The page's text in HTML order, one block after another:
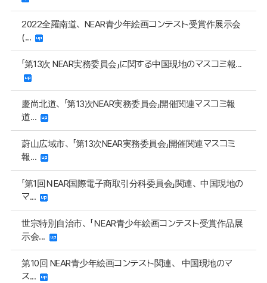
2022全羅南道、NEAR青少年絵画コンテスト受賞作展示会
(...
「第13次 NEAR実務委員会」に関する中国現地のマスコミ報...
慶尚北道、「第13次NEAR実務委員会」開催関連マスコミ報
道...
蔚山広域市、「第13次NEAR実務委員会」開催関連マスコミ
報...
「第1回ＮEAR国際電子商取引分科委員会」関連、中国現地の
マ...
世宗特別自治市、「ＮEAR青少年絵画コンテスト受賞作品展
示会...
第10回 NEAR青少年絵画コンテスト関連、 中国現地のマ
ス...